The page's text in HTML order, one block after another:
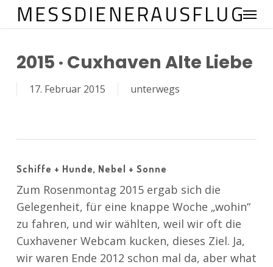
Skip
content
MESSDIENERAUSFLUGMenu
2015 · Cuxhaven Alte Liebe
17. Februar 2015 unterwegs
Schiffe + Hunde, Nebel + Sonne
Zum Rosenmontag 2015 ergab sich die
Gelegenheit, für eine knappe Woche „wohin“
zu fahren, und wir wählten, weil wir oft die
Cuxhavener Webcam kucken, dieses Ziel. Ja,
wir waren Ende 2012 schon mal da, aber what